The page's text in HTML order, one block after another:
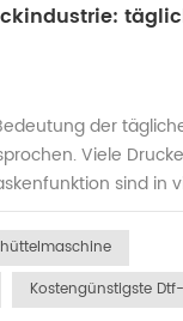
der
Viele
sind in
werden. Daher
, um zu
Kostengünstigste